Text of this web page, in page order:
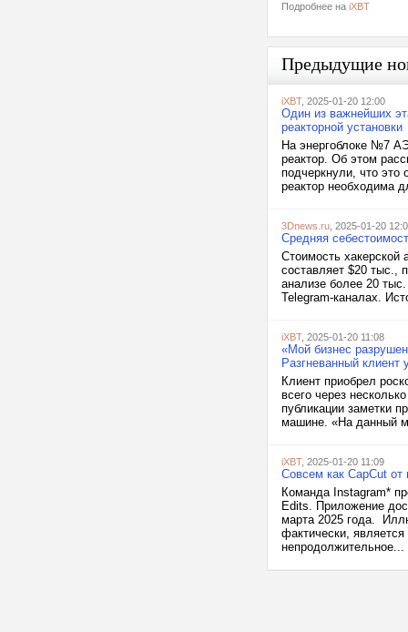
Подробнее на iXBT
Предыдущие
iXBT, 2025-01-20 12:00
Один из важнейших
реакторной установки
На энергоблоке №7
реактор. Об этом
подчеркнули, что это
реактор необходима
3Dnews.ru , 2025-01-20
Средняя
Стоимость хакерской
составляет $20 тыс.,
анализе более 20
Telegram-каналах.
iXBT, 2025-01-20 11:08
«Мой бизнес
Разгневанный
Клиент приобрел
всего через
публикации заметки
машине. «На данный
iXBT, 2025-01-20 11:09
Совсем как CapCut
Команда Instagram*
Edits. Приложение
марта 2025 года.
фактически,
непродолжительное...